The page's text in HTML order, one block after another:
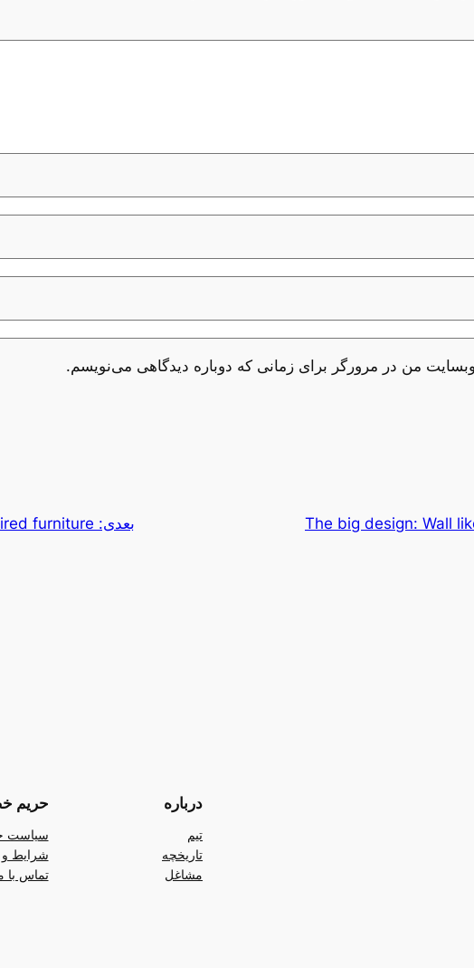
وبسایت من در مرورگر برای زمانی که دوباره دیدگاهی می‌نویسم.
The big design: Wall بعدی: furniture
درباره
تیم
تاریخچه
مشاغل
حریم
سیاست
شرایط
تماس با